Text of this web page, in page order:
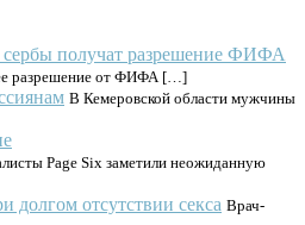
сербы получат разрешение ФИФА
разрешение от ФИФА […]
В Кемеровской области мужчины
Page Six заметили неожиданную
долгом отсутствии секса Врач-